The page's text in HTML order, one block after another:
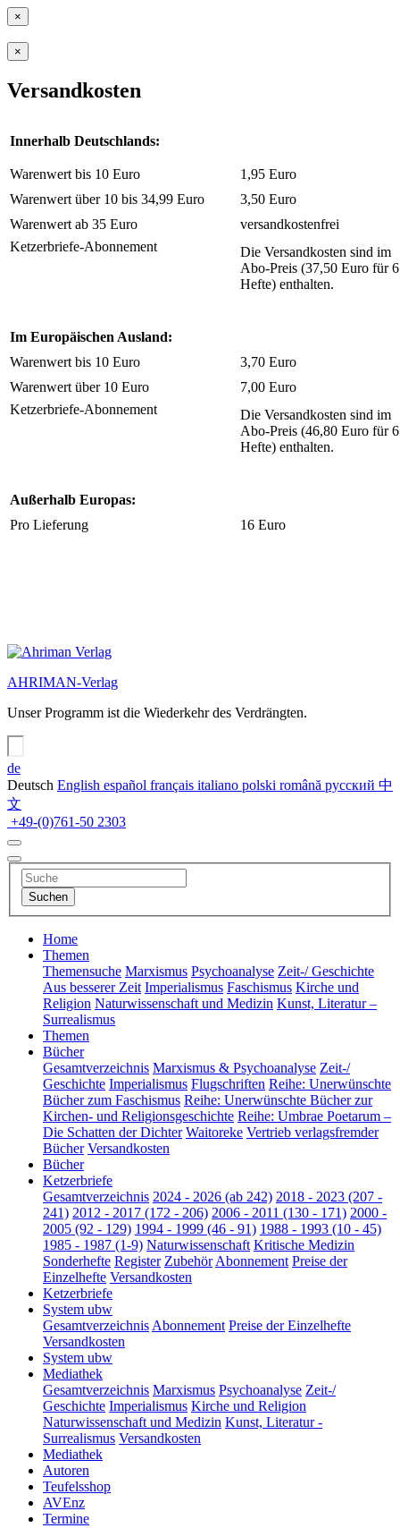
×
×
Versandkosten
Innerhalb Deutschlands:
Warenwert bis 10 Euro
1,95 Euro
Warenwert über 10 bis 34,99 Euro
3,50 Euro
Warenwert ab 35 Euro
versandkostenfrei
Ketzerbriefe-Abonnement
Die Versandkosten sind im
Abo-Preis (37,50 Euro für 6
Hefte) enthalten.
Im Europäischen Ausland:
Warenwert bis 10 Euro
3,70 Euro
Warenwert über 10 Euro
7,00 Euro
Ketzerbriefe-Abonnement
Die Versandkosten sind im
Abo-Preis (46,80 Euro für 6
Hefte) enthalten.
Außerhalb Europas:
Pro Lieferung
16 Euro
AHRIMAN-Verlag
Unser Programm ist die Wiederkehr des Verdrängten.
de
Deutsch English español français italiano polski română русский 中
文
+49-(0)761-50 2303
Home
Themen
Themensuche Marxismus Psychoanalyse Zeit-/ Geschichte
Aus besserer Zeit Imperialismus Faschismus Kirche und
Religion Naturwissenschaft und Medizin Kunst, Literatur –
Surrealismus
Themen
Bücher
Gesamtverzeichnis Marxismus & Psychoanalyse Zeit-/
Geschichte Imperialismus Flugschriften Reihe: Unerwünschte
Bücher zum Faschismus Reihe: Unerwünschte Bücher zur
Kirchen- und Religionsgeschichte Reihe: Umbrae Poetarum –
Die Schatten der Dichter Waitoreke Vertrieb verlagsfremder
Bücher Versandkosten
Bücher
Ketzerbriefe
Gesamtverzeichnis 2024 - 2026 (ab 242) 2018 - 2023 (207 -
241) 2012 - 2017 (172 - 206) 2006 - 2011 (130 - 171) 2000 -
2005 (92 - 129) 1994 - 1999 (46 - 91) 1988 - 1993 (10 - 45)
1985 - 1987 (1-9) Naturwissenschaft Kritische Medizin
Sonderhefte Register ZubehörAbonnement Preise der
Einzelhefte Versandkosten
Ketzerbriefe
System ubw
GesamtverzeichnisAbonnement Preise der Einzelhefte
Versandkosten
System ubw
Mediathek
Gesamtverzeichnis Marxismus Psychoanalyse Zeit-/
Geschichte Imperialismus Kirche und Religion
Naturwissenschaft und Medizin Kunst, Literatur -
Surrealismus Versandkosten
Mediathek
Autoren
Teufelsshop
AVEnz
Termine